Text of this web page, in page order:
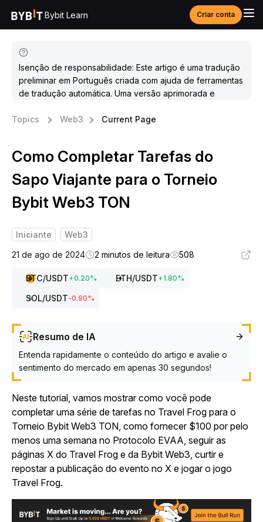
Bybit Learn Criar conta
Isenção de responsabilidade: Este artigo é uma tradução
preliminar em Português criada com ajuda de ferramentas
de tradução automática. Uma versão aprimorada e
Topics
Web3 Current Page
Como Completar Tarefas do
Sapo Viajante para o Torneio
Bybit Web3 TON
Iniciante
Web3
21 de ago de 2024
2 minutos de leitura 508
BTC/USDT+0.20% ETH/USDT+1.80%
SOL/USDT-0.90%
Resumo de IA
Entenda rapidamente o conteúdo do artigo e avalie o
sentimento do mercado em apenas 30 segundos!
Neste tutorial, vamos mostrar como você pode
completar uma série de tarefas no Travel Frog para o
Torneio Bybit Web3 TON, como fornecer $100 por pelo
menos uma semana no Protocolo EVAA, seguir as
páginas X do Travel Frog e da Bybit Web3, curtir e
repostar a publicação do evento no X e jogar o jogo
Travel Frog.